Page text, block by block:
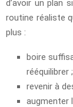
d’avoir un plan
routine réaliste
plus :
boire
rééquilibrer ;
revenir à
augmenter